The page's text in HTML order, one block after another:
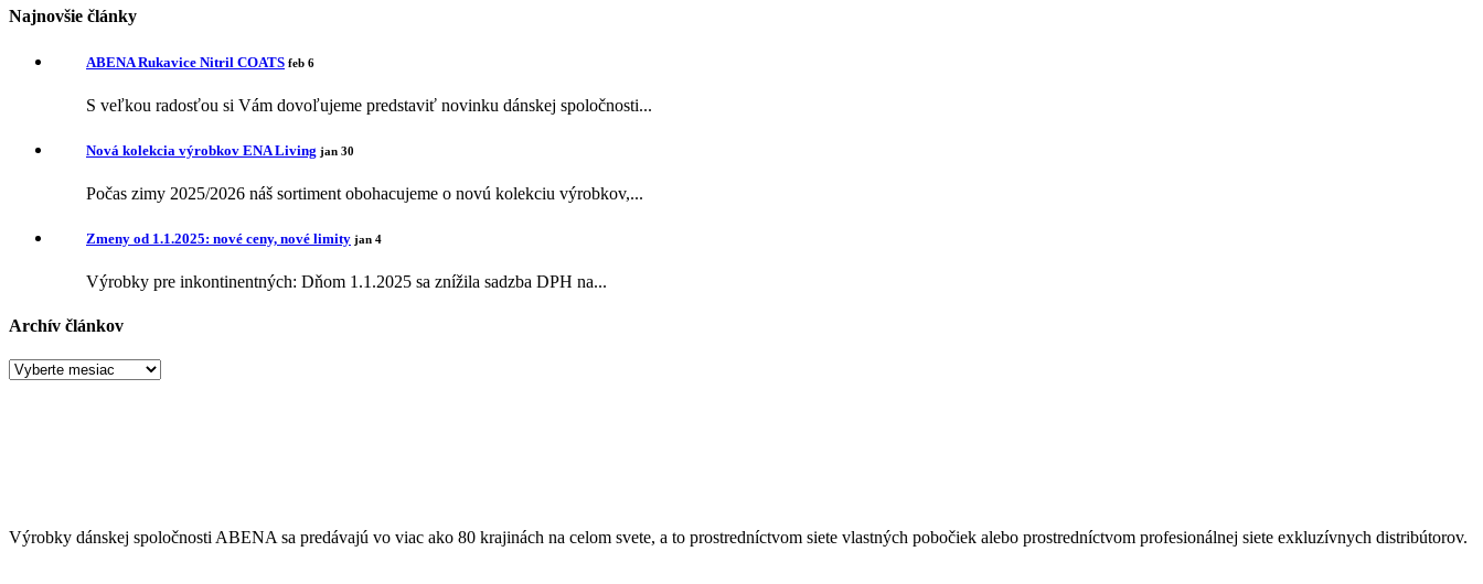
Najnovšie články
ABENA Rukavice Nitril COATS feb 6
S veľkou radosťou si Vám dovoľujeme predstaviť novinku dánskej spoločnosti...
Nová kolekcia výrobkov ENA Living jan 30
Počas zimy 2025/2026 náš sortiment obohacujeme o novú kolekciu výrobkov,...
Zmeny od 1.1.2025: nové ceny, nové limity jan 4
Výrobky pre inkontinentných: Dňom 1.1.2025 sa znížila sadzba DPH na...
Archív článkov
Archív
Výrobky dánskej spoločnosti ABENA sa predávajú vo viac ako 80 krajinách na celom svete, a to prostredníctvom siete vlastných pobočiek alebo prostredníctvom profesionálnej siete exkluzívnych distribútorov.